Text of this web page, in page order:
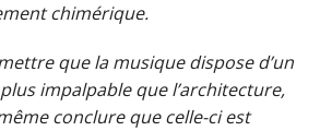
chimérique.
que la musique dispose d’un
impalpable que l’architecture,
conclure que celle-ci est